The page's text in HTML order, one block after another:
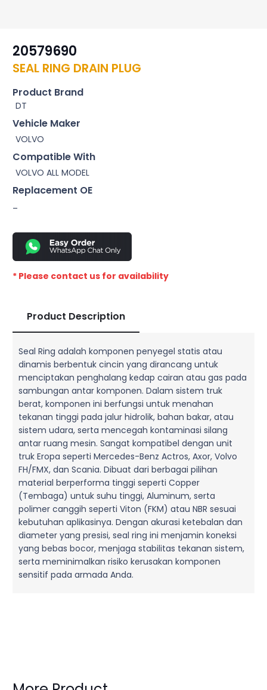
20579690
SEAL RING DRAIN PLUG
Product Brand
DT
Vehicle Maker
VOLVO
Compatible With
VOLVO ALL MODEL
Replacement OE
–
* Please contact us for availability
Product Description
Seal Ring adalah komponen penyegel statis atau
dinamis berbentuk cincin yang dirancang untuk
menciptakan penghalang kedap cairan atau gas pada
sambungan antar komponen. Dalam sistem truk
berat, komponen ini berfungsi untuk menahan
tekanan tinggi pada jalur hidrolik, bahan bakar, atau
sistem udara, serta mencegah kontaminasi silang
antar ruang mesin. Sangat kompatibel dengan unit
truk Eropa seperti Mercedes-Benz Actros, Axor, Volvo
FH/FMX, dan Scania. Dibuat dari berbagai pilihan
material berperforma tinggi seperti Copper
(Tembaga) untuk suhu tinggi, Aluminum, serta
polimer canggih seperti Viton (FKM) atau NBR sesuai
kebutuhan aplikasinya. Dengan akurasi ketebalan dan
diameter yang presisi, seal ring ini menjamin koneksi
yang bebas bocor, menjaga stabilitas tekanan sistem,
serta meminimalkan risiko kerusakan komponen
sensitif pada armada Anda.